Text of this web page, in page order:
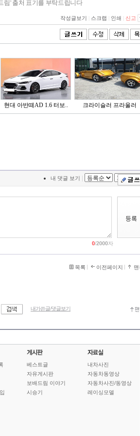
림' 출처 표기를 부탁드립니다
작성글보기 스크랩 인쇄 신고
현대 아반떼AD 1.6 터보.. 크라이슬러 프라울러
내 댓글 보기 |
0/2000자
목록 이전페이지 맨
내가쓴글/댓글보기
베스트글
자유게시판
보배드림 이야기
시승기
내차사진
자동차동영상
자동차사진/동영상
레이싱모델